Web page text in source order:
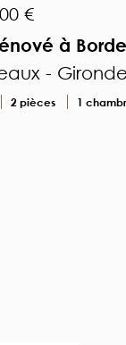
€
à
- Gironde
2 pièces 1